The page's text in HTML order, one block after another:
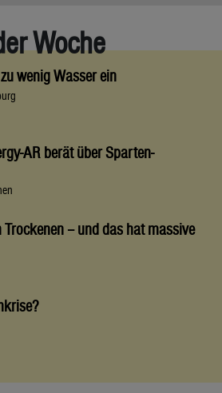
Woche
wenig Wasser ein
AR berät über Sparten-
– und das hat massive